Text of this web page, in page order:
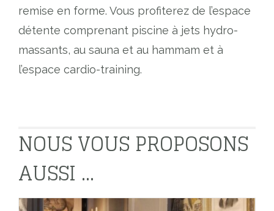
remise en forme. Vous profiterez de l’espace
détente comprenant piscine à jets hydro-
massants, au sauna et au hammam et à
l’espace cardio-training.
NOUS VOUS PROPOSONS
AUSSI ...